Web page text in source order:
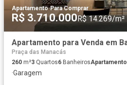
Apartamento·Para Comprar
R$ 3.710.000R$ 14.269/m²
Praça das Manacás
260 m²3 Quartos6 BanheirosApartamento
·Garagem